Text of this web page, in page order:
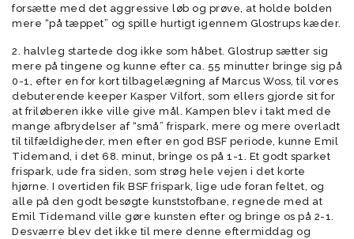
forsætte med det aggressive løb og prøve, at holde bolden
mere “på tæppet” og spille hurtigt igennem Glostrups kæder.
2. halvleg startede dog ikke som håbet. Glostrup sætter sig
mere på tingene og kunne efter ca. 55 minutter bringe sig på
0-1, efter en for kort tilbagelægning af Marcus Woss, til vores
debuterende keeper Kasper Vilfort, som ellers gjorde sit for
at friløberen ikke ville give mål. Kampen blev i takt med de
mange afbrydelser af “små” frispark, mere og mere overladt
til tilfældigheder, men efter en god BSF periode, kunne Emil
Tidemand, i det 68. minut, bringe os på 1-1. Et godt sparket
frispark, ude fra siden, som strøg hele vejen i det korte
hjørne. I overtiden fik BSF frispark, lige ude foran feltet, og
alle på den godt besøgte kunststofbane, regnede med at
Emil Tidemand ville gøre kunsten efter og bringe os på 2-1.
Desværre blev det ikke til mere denne eftermiddag og